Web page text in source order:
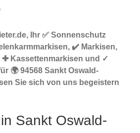
Ihr ✅ Sonnenschutz
✔️ Markisen,
✚ Kassettenmarkisen und ✓
🌍 94568 Sankt Oswald-
Sie sich von uns begeistern
Sankt Oswald-